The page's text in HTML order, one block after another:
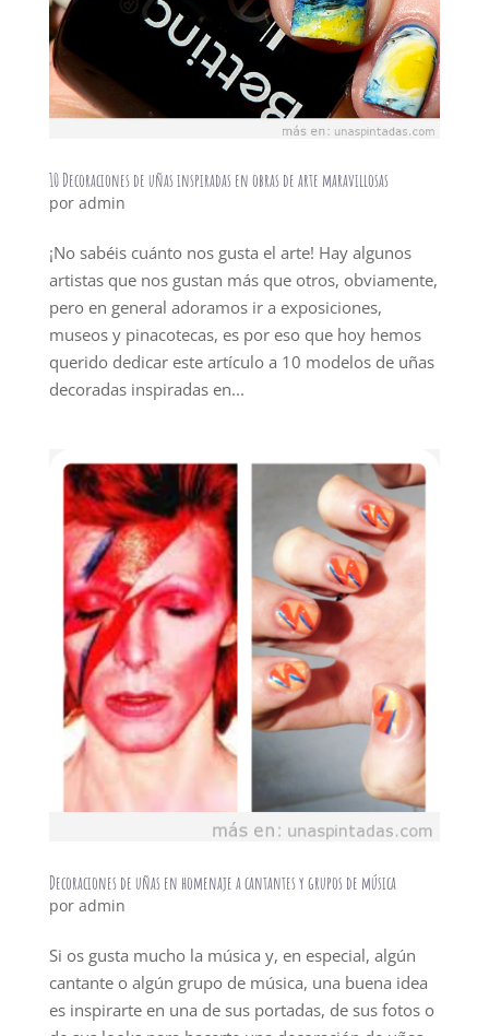
10 Decoraciones de uñas inspiradas en obras de arte maravillosas
por admin
¡No sabéis cuánto nos gusta el arte! Hay algunos
artistas que nos gustan más que otros, obviamente,
pero en general adoramos ir a exposiciones,
museos y pinacotecas, es por eso que hoy hemos
querido dedicar este artículo a 10 modelos de uñas
decoradas inspiradas en...
Decoraciones de uñas en homenaje a cantantes y grupos de música
por admin
Si os gusta mucho la música y, en especial, algún
cantante o algún grupo de música, una buena idea
es inspirarte en una de sus portadas, de sus fotos o